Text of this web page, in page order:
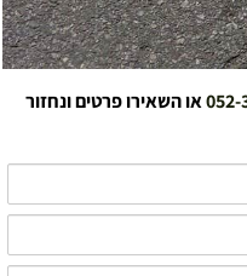
או השאירו פרטים ונחזור